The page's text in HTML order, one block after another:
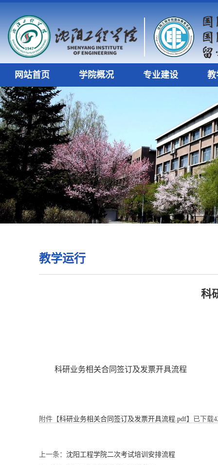
网站首页 学院概况 专业建设 教
教学运行
科
科研业务相关合同签订及发票开具流程
附件【科研业务相关合同签订及发票开具流程.pdf】已下载
上一条： 沈阳工程学院二次考试培训安排流程